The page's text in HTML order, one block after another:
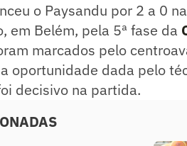
o Paysandu por 2 a 0
em Belém, pela 5ª fase da
marcados pelo
oportunidade dada pelo
decisivo na partida.